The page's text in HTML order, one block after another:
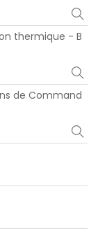
thermique - B
de Command